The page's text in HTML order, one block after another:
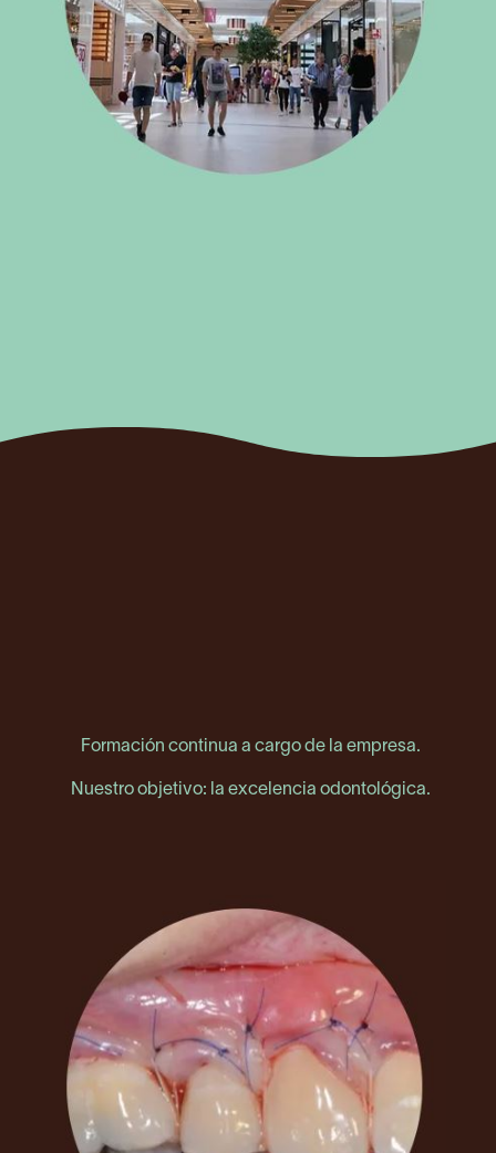
Formación continua a cargo de la empresa.
Nuestro objetivo: la excelencia odontológica.